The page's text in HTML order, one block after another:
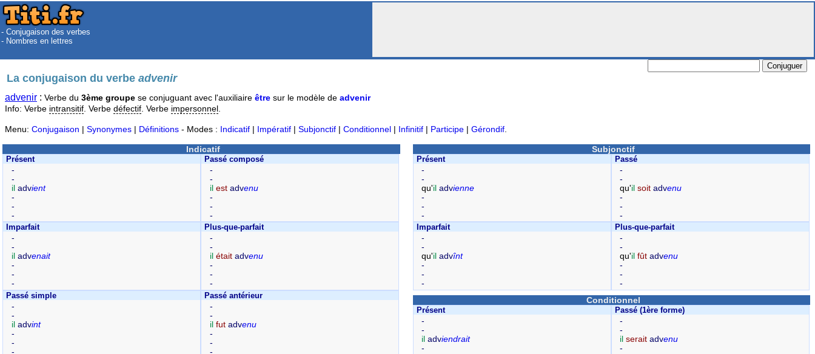
- Conjugaison des verbes
- Nombres en lettres
La conjugaison du verbeadvenir
advenir : Verbe du 3ème groupe se conjuguant avec l'auxiliaire être sur le modèle de advenir
Info: Verbe intransitif . Verbe défectif . Verbe impersonnel
Menu: Conjugaison | Synonymes | Définitions - Modes : Indicatif | Impératif | Subjonctif | Conditionnel | Infinitif | Participe | Gérondif
Indicatif
Présent
-
-
il advient
-
-
-
Passé composé
-
-
il est advenu
-
-
-
Imparfait
-
-
il advenait
-
-
-
Plus-que-parfait
-
-
il était advenu
-
-
-
Passé simple
-
-
il advint
-
-
-
Passé antérieur
-
-
il fut advenu
-
-
-
Subjonctif
Présent
-
-
qu'iladvienne
-
-
-
Passé
-
-
qu'ilsoit advenu
-
-
-
Imparfait
-
-
qu'iladvînt
-
-
-
Plus-que-parfait
-
-
qu'ilfût advenu
-
-
-
Conditionnel
Présent
-
-
iladviendrait
-
Passé (1ère forme)
-
-
ilserait advenu
-